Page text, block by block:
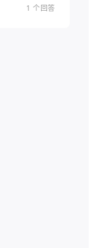
1 个回答